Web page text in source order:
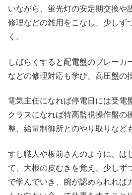
いながら、蛍光灯の安定期交換や
修理などの雑用をこなし、少しず
く。
しばらくすると配電盤のブレーカ
などの修理対応も学び、高圧盤の
電気主任になれば停電日には受電
クラスになれば特高監視操作盤の
整、給電制御所とのやり取りなど
すし職人や板前さんのように、は
て、大根の皮むきを覚え、少しず
で学んでいき、腕が認められれば